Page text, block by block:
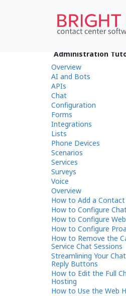
Administration
Overview
AI and Bots
APIs
Chat
Configuration
Forms
Integrations
Lists
Phone Devices
Scenarios
Services
Surveys
Voice
Overview
How to Add a Contact
How to Configure
How to Configure
How to Configure
How to Remove the
Service Chat Sessions
Streamlining Your
Reply Buttons
How to Edit the Full
Hosting
How to Use the Web